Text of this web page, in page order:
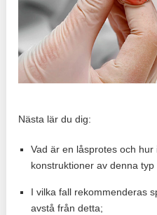
Nästa lär du dig:
Vad är en låsprotes och
konstruktioner av denna
I vilka fall rekommenderas
avstå från detta;